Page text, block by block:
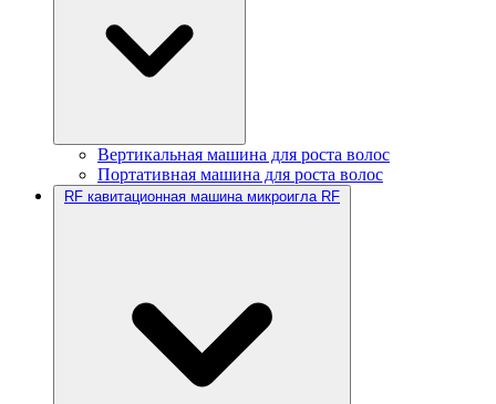
Вертикальная машина для роста волос
Портативная машина для роста волос
RF кавитационная машина микроигла RF